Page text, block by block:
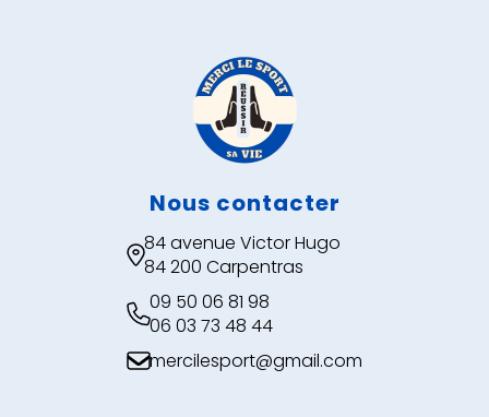
Nous contacter
84 avenue Victor Hugo
84 200 Carpentras
09 50 06 81 98
06 03 73 48 44
mercilesport@gmail.com